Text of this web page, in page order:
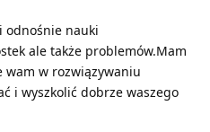
odnośnie nauki
ale także problemów.Mam
wam w rozwiązywaniu
i wyszkolić dobrze waszego